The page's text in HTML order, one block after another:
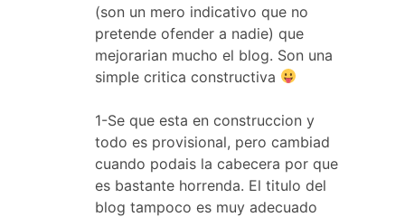
(son un mero indicativo que no
pretende ofender a nadie) que
mejorarian mucho el blog. Son una
simple critica constructiva
1-Se que esta en construccion y
todo es provisional, pero cambiad
cuando podais la cabecera por que
es bastante horrenda. El titulo del
blog tampoco es muy adecuado